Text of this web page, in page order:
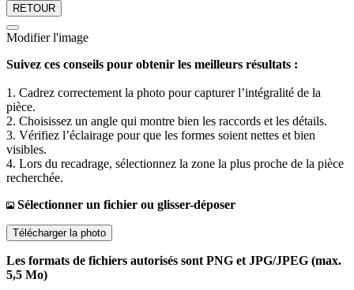
RETOUR
Modifier l'image
Suivez ces conseils pour obtenir les meilleurs résultats :
1. Cadrez correctement la photo pour capturer l’intégralité de la
pièce.
2. Choisissez un angle qui montre bien les raccords et les détails.
3. Vérifiez l’éclairage pour que les formes soient nettes et bien
visibles.
4. Lors du recadrage, sélectionnez la zone la plus proche de la pièce
recherchée.
Sélectionner un fichier ou glisser-déposer
Télécharger la photo
Les formats de fichiers autorisés sont PNG et JPG/JPEG (max.
5,5 Mo)